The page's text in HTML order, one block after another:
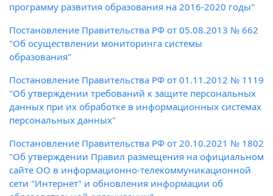
программу развития образования на 2016-2020 годы"
Постановление Правительства РФ от 05.08.2013 № 662
"Об осуществлении мониторинга системы
образования"
Постановление Правительства РФ от 01.11.2012 № 1119
"Об утверждении требований к защите персональных
данных при их обработке в информационных системах
персональных данных"
Постановление Правительства РФ от 20.10.2021 № 1802
"Об утверждении Правил размещения на официальном
сайте ОО в информационно-телекоммуникационной
сети "Интернет" и обновления информации об